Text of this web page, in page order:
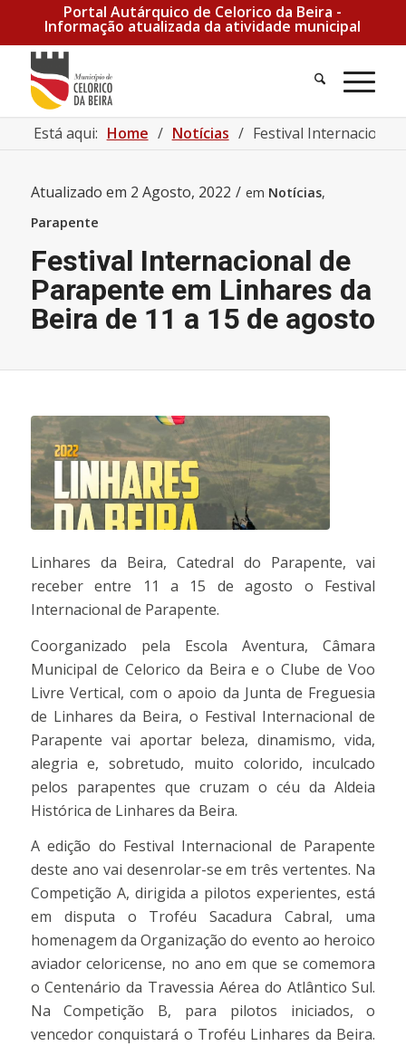
Portal Autárquico de Celorico da Beira -
Informação atualizada da atividade municipal
Pesquisa
Está aqui: Home / Notícias / Festival Internacional
Atualizado em 2 Agosto, 2022 / em Notícias,
Parapente
Festival Internacional de
Parapente em Linhares da
Beira de 11 a 15 de agosto
Linhares da Beira, Catedral do Parapente, vai
receber entre 11 a 15 de agosto o Festival
Internacional de Parapente.
Coorganizado pela Escola Aventura, Câmara
Municipal de Celorico da Beira e o Clube de Voo
Livre Vertical, com o apoio da Junta de Freguesia
de Linhares da Beira, o Festival Internacional de
Parapente vai aportar beleza, dinamismo, vida,
alegria e, sobretudo, muito colorido, inculcado
pelos parapentes que cruzam o céu da Aldeia
Histórica de Linhares da Beira.
A edição do Festival Internacional de Parapente
deste ano vai desenrolar-se em três vertentes. Na
Competição A, dirigida a pilotos experientes, está
em disputa o Troféu Sacadura Cabral, uma
homenagem da Organização do evento ao heroico
aviador celoricense, no ano em que se comemora
o Centenário da Travessia Aérea do Atlântico Sul.
Na Competição B, para pilotos iniciados, o
vencedor conquistará o Troféu Linhares da Beira.